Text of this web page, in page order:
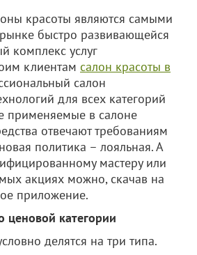
красоты являются самыми
быстро развивающейся
комплекс услуг
клиентам салон красоты в
салон
для всех категорий
применяемые в салоне
отвечают требованиям
политика – лояльная. А
мастеру или
акциях можно, скачав на
приложение.
ценовой категории
делятся на три типа.